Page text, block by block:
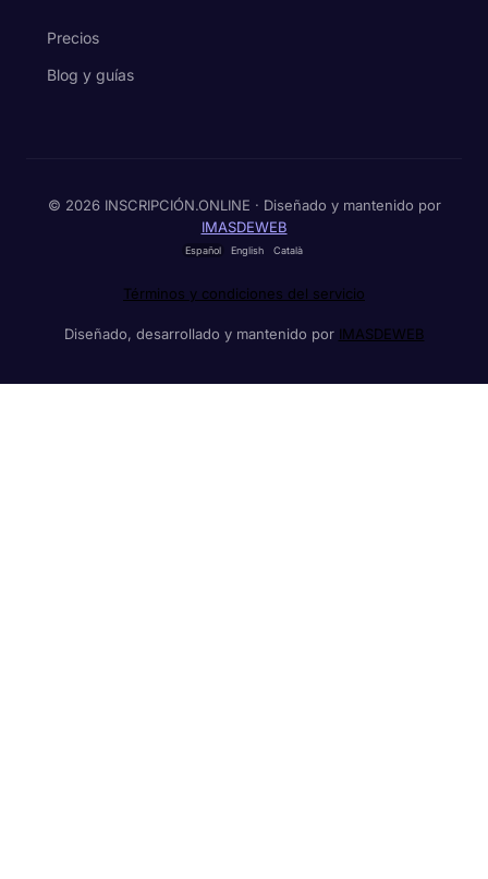
Precios
Blog y guías
© 2026 INSCRIPCIÓN.ONLINE · Diseñado y mantenido por
IMASDEWEB
Español English Català
Términos y condiciones del servicio
Diseñado, desarrollado y mantenido por IMASDEWEB